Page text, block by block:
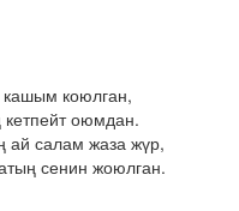
коюлган,
оюмдан.
ай салам жаза жүр,
сенин жоюлган.